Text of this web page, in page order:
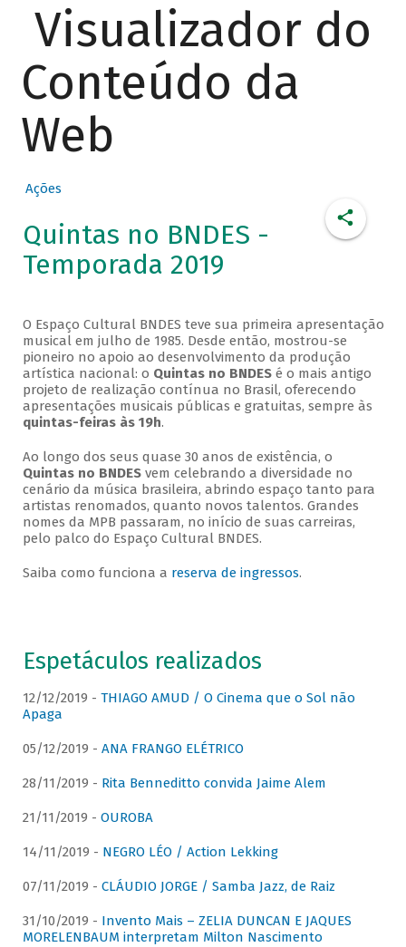
Visualizador do
Conteúdo da
Web
Ações
Quintas no BNDES -
Temporada 2019
O Espaço Cultural BNDES teve sua primeira apresentação
musical em julho de 1985. Desde então, mostrou-se
pioneiro no apoio ao desenvolvimento da produção
artística nacional: o Quintas no BNDESé o mais antigo
projeto de realização contínua no Brasil, oferecendo
apresentações musicais públicas e gratuitas, sempre às
quintas-feiras às 19h.
Ao longo dos seus quase 30 anos de existência, o
Quintas no BNDESvem celebrando a diversidade no
cenário da música brasileira, abrindo espaço tanto para
artistas renomados, quanto novos talentos. Grandes
nomes da MPB passaram, no início de suas carreiras,
pelo palco do Espaço Cultural BNDES.
Saiba como funciona a reserva de ingressos.
Espetáculos realizados
12/12/2019 - THIAGO AMUD / O Cinema que o Sol não
Apaga
05/12/2019 - ANA FRANGO ELÉTRICO
28/11/2019 - Rita Benneditto convida Jaime Alem
21/11/2019 - OUROBA
14/11/2019 - NEGRO LÉO / Action Lekking
07/11/2019 - CLÁUDIO JORGE / Samba Jazz, de Raiz
31/10/2019 - Invento Mais – ZELIA DUNCAN E JAQUES
MORELENBAUM interpretam Milton Nascimento